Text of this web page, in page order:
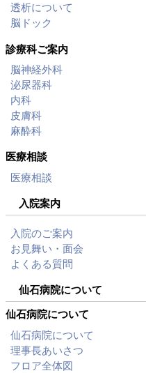
透析について
脳ドック
診療科ご案内
脳神経外科
泌尿器科
内科
皮膚科
麻酔科
医療相談
医療相談
入院案内
入院のご案内
お見舞い・面会
よくある質問
仙石病院について
仙石病院について
仙石病院について
理事長あいさつ
フロア全体図